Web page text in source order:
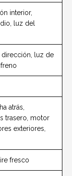
interior,
luz del
dirección, luz de
atrás,
trasero, motor
exteriores,
fresco